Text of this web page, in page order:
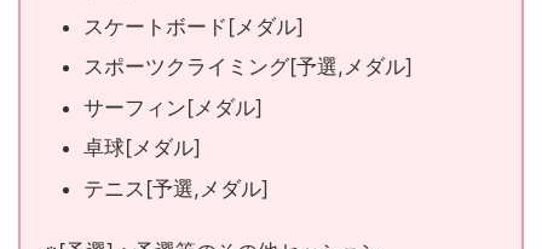
スケートボード[メダル]
スポーツクライミング[予選,メダル]
サーフィン[メダル]
卓球[メダル]
テニス[予選,メダル]